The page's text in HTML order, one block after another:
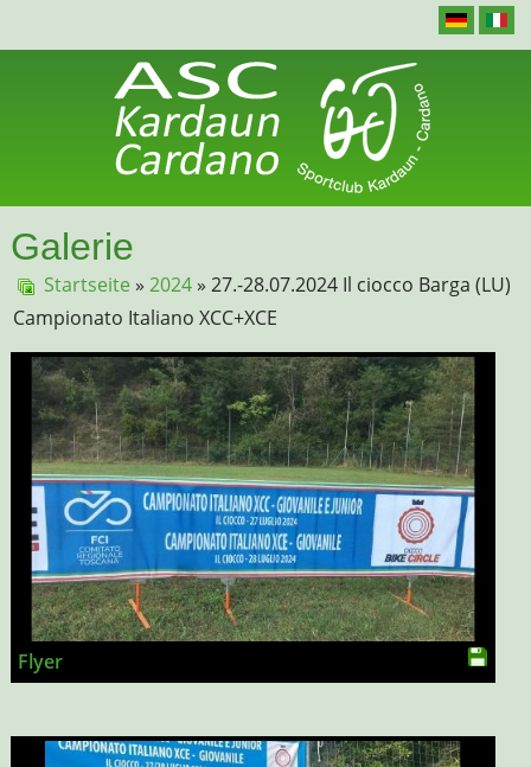
Galerie
Startseite » 2024» 27.-28.07.2024 Il ciocco Barga (LU)
Campionato Italiano XCC+XCE
Flyer